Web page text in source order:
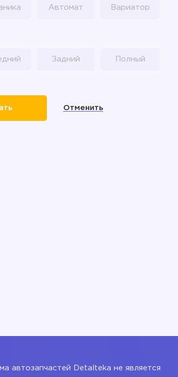
Автомат Вариатор
Задний Полный
Отменить
автозапчастей Detalteka не является